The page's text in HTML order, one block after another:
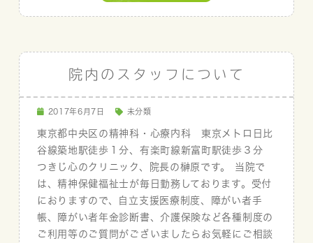
院内のスタッフについて
2017年6月7日 未分類
東京都中央区の精神科・心療内科 東京メトロ日比
谷線築地駅徒歩１分、有楽町線新富町駅徒歩３分
つきじ心のクリニック、院長の榊原です。 当院で
は、精神保健福祉士が毎日勤務しております。受付
におりますので、自立支援医療制度、障がい者手
帳、障がい者年金診断書、介護保険など各種制度の
ご利用等のご質問がございましたらお気軽にご相談